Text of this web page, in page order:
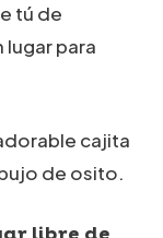
tú de
lugar para
cajita
de osito.